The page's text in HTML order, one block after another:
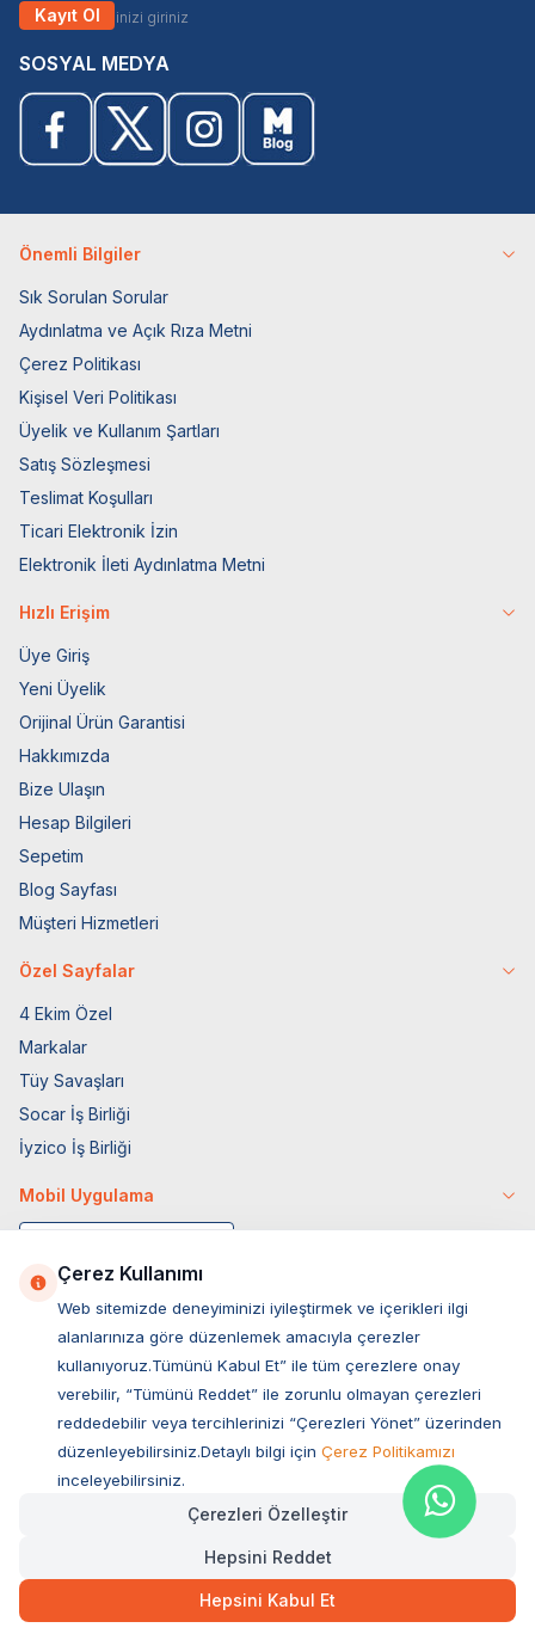
636,75TL Hızlı Teslimat
SEPETE EKLE
Kayıt Ol
SOSYAL MEDYA
Önemli Bilgiler
Sık Sorulan Sorular
Aydınlatma ve Açık Rıza Metni
Çerez Politikası
Kişisel Veri Politikası
Üyelik ve Kullanım Şartları
Satış Sözleşmesi
Teslimat Koşulları
Ticari Elektronik İzin
Elektronik İleti Aydınlatma Metni
Hızlı Erişim
Üye Giriş
Yeni Üyelik
Orijinal Ürün Garantisi
Hakkımızda
Bize Ulaşın
Hesap Bilgileri
Sepetim
Blog Sayfası
Müşteri Hizmetleri
Özel Sayfalar
4 Ekim Özel
Markalar
Tüy Savaşları
Socar İş Birliği
İyzico İş Birliği
Mobil Uygulama
Müşteri Hizmetleri
Sıkça Sorulan Sorular
Ovacık Mah. Hacıoğlu Sok. No:13 Başiskele / KOCAELİ
Müşteri Destek Hattı
Çerez Kullanımı
Web sitemizde deneyiminizi iyileştirmek ve içerikleri ilgi
alanlarınıza göre düzenlemek amacıyla çerezler
kullanıyoruz.Tümünü Kabul Et” ile tüm çerezlere onay
verebilir, “Tümünü Reddet” ile zorunlu olmayan çerezleri
reddedebilir veya tercihlerinizi “Çerezleri Yönet” üzerinden
düzenleyebilirsiniz.Detaylı bilgi için Çerez Politikamızı
inceleyebilirsiniz.
Çerezleri Özelleştir
Hepsini Reddet
Hepsini Kabul Et